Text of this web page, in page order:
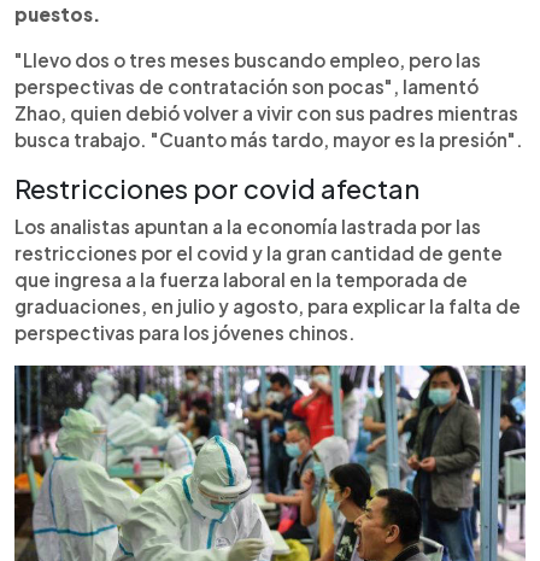
puestos.
"Llevo dos o tres meses buscando empleo, pero las
perspectivas de contratación son pocas", lamentó
Zhao, quien debió volver a vivir con sus padres mientras
busca trabajo. "Cuanto más tardo, mayor es la presión".
Restricciones por covid afectan
Los analistas apuntan a la economía lastrada por las
restricciones por el covid y la gran cantidad de gente
que ingresa a la fuerza laboral en la temporada de
graduaciones, en julio y agosto, para explicar la falta de
perspectivas para los jóvenes chinos.